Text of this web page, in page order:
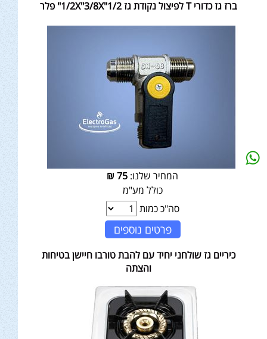
ברז גז כדורי T לפיצול נקודת גז 1/2X"3/8X"1/2" פלר
המחיר שלנו: 75
₪
כולל מע"מ
סה"כ כמות
פרטים נוספים
כיריים גז שולחני יחיד עם להבת טורבו חיישן בטיחות
והצתה